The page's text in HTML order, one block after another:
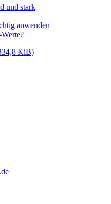
und stark
anwenden
KiB)